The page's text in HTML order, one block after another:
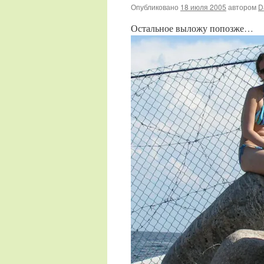
Опубликовано 18 июля 2005 автором
Остальное выложу попозже…